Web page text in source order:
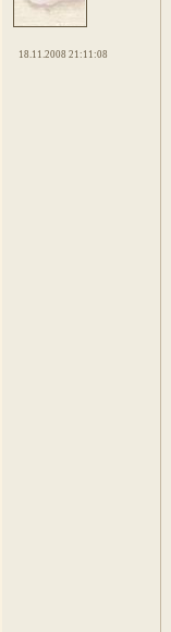
18.11.2008 21:11:08